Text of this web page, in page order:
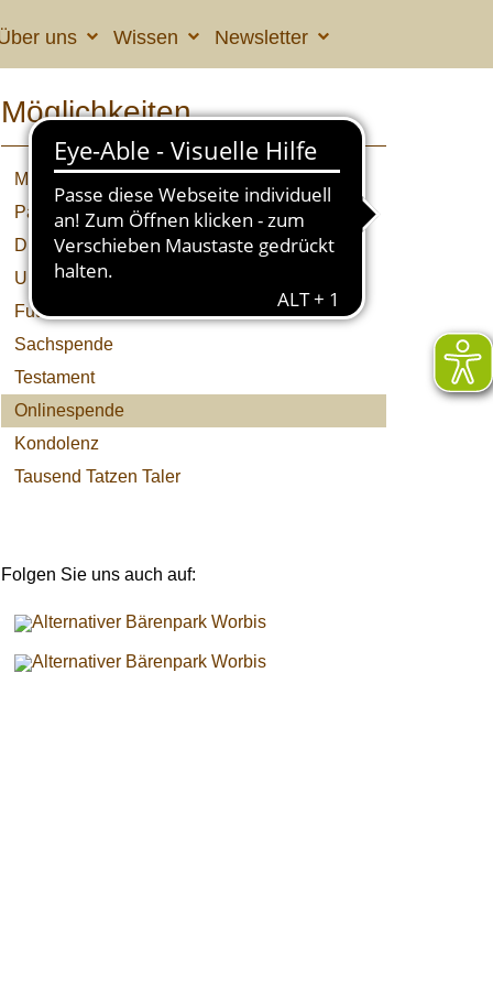
uns Wissen Newsletter
Möglichkeiten
Möglichkeiten
Patenschaften
Direktspenden / Zustiftungen
Unternehmen helfen
Futtereimer
Sachspende
Testament
Onlinespende
Kondolenz
Tausend Tatzen Taler
Folgen Sie uns auch auf: